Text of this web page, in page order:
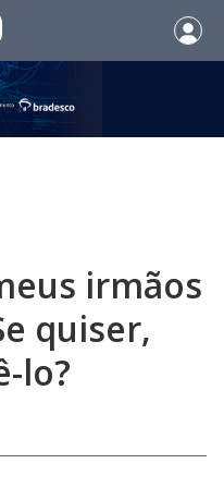
irmãos
quiser,
lo?